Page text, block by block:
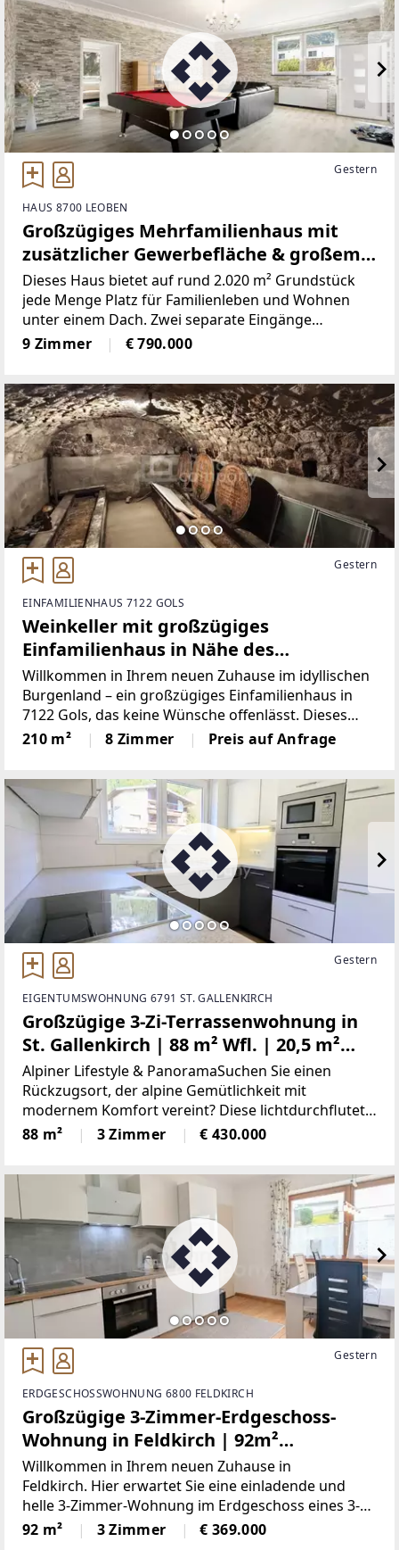
Gestern
HAUS 8700 LEOBEN
Großzügiges Mehrfamilienhaus mit
zusätzlicher Gewerbefläche & großem
Garten in Leoben-Göss
Dieses Haus bietet auf rund 2.020 m² Grundstück
jede Menge Platz für Familienleben und Wohnen
unter einem Dach. Zwei separate Eingänge
ermöglichen die Nutzung als zwei Wohneinheiten.
Insgesamt stehen 9 Zimmer, 3 Bäder, 4 WCs, ein
9 Zimmer € 790.000
Gestern
EINFAMILIENHAUS 7122 GOLS
Weinkeller mit großzügiges
Einfamilienhaus in Nähe des
zukünftigen Krankenhauses Gols
Willkommen in Ihrem neuen Zuhause im idyllischen
Burgenland – ein großzügiges Einfamilienhaus in
7122 Gols, das keine Wünsche offenlässt. Dieses
charmante Haus bietet mit 210 m² Wohnfläche
ausreichend Platz für die ganze Familie und
210 m² 8 Zimmer Preis auf Anfrage
Gestern
EIGENTUMSWOHNUNG 6791 ST. GALLENKIRCH
Großzügige 3-Zi-Terrassenwohnung in
St. Gallenkirch | 88 m² Wfl. | 20,5 m²
Panorama-Südwestterrasse mit
Bergblick | 2 TG-Stellplätze |
Fußbodenheizung
Alpiner Lifestyle & PanoramaSuchen Sie einen
Rückzugsort, der alpine Gemütlichkeit mit
modernem Komfort vereint? Diese lichtdurchflutete
3-Zimmer-Wohnung im 1. Obergeschoss bietet
Ihnen genau das. In einer gepflegten, kleinen
88 m² 3 Zimmer € 430.000
Gestern
ERDGESCHOSSWOHNUNG 6800 FELDKIRCH
Großzügige 3-Zimmer-Erdgeschoss-
Wohnung in Feldkirch | 92m²
Wohnfläche | 3-Zimmer | Garage mit
Montagegrube | Gemeinschaftsgarten
- Perfekt für Familien oder Paare!
Willkommen in Ihrem neuen Zuhause in
Feldkirch. Hier erwartet Sie eine einladende und
helle 3-Zimmer-Wohnung im Erdgeschoss eines 3-
Parteien Mehrfamilienhauses, die Sie sofort
begeistern wird. Mit einer großzügigen Wohnfläche
92 m² 3 Zimmer € 369.000